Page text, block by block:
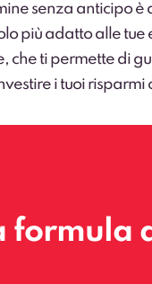
senza anticipo è
più adatto alle
che ti permette di
i tuoi risparmi
formula